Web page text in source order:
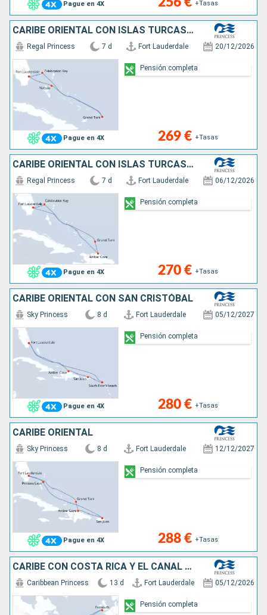
Pague en 4X +Tasas
CARIBE ORIENTAL CON ISLAS TURCAS Y CAICO
Pague en 4X
Regal Princess 7 d Fort Lauderdale 20/12/2026
269 € +Tasas
Pensión completa
CARIBE ORIENTAL CON ISLAS TURCAS Y CAICO
Pague en 4X
Regal Princess 7 d Fort Lauderdale 06/12/2026
270 € +Tasas
Pensión completa
CARIBE ORIENTAL CON SAN CRISTÓBAL
Pague en 4X
Sky Princess 8 d Fort Lauderdale 05/12/2027
280 € +Tasas
Pensión completa
CARIBE ORIENTAL
Pague en 4X
Sky Princess 8 d Fort Lauderdale 12/12/2027
288 € +Tasas
Pensión completa
CARIBE CON COSTA RICA Y EL CANAL DE PANA
Caribbean Princess 13 d Fort Lauderdale 05/12/2026
Pensión completa